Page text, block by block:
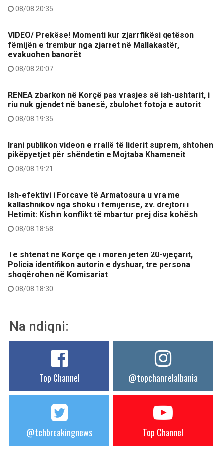
08/08 20:35
VIDEO/ Prekëse! Momenti kur zjarrfikësi qetëson
fëmijën e trembur nga zjarret në Mallakastër,
evakuohen banorët
08/08 20:07
RENEA zbarkon në Korçë pas vrasjes së ish-ushtarit, i
riu nuk gjendet në banesë, zbulohet fotoja e autorit
08/08 19:35
Irani publikon videon e rrallë të liderit suprem, shtohen
pikëpyetjet për shëndetin e Mojtaba Khameneit
08/08 19:21
Ish-efektivi i Forcave të Armatosura u vra me
kallashnikov nga shoku i fëmijërisë, zv. drejtori i
Hetimit: Kishin konflikt të mbartur prej disa kohësh
08/08 18:58
Të shtënat në Korçë që i morën jetën 20-vjeçarit,
Policia identifikon autorin e dyshuar, tre persona
shoqërohen në Komisariat
08/08 18:30
Na ndiqni:
Top Channel @topchannelalbania
@tchbreakingnews Top Channel